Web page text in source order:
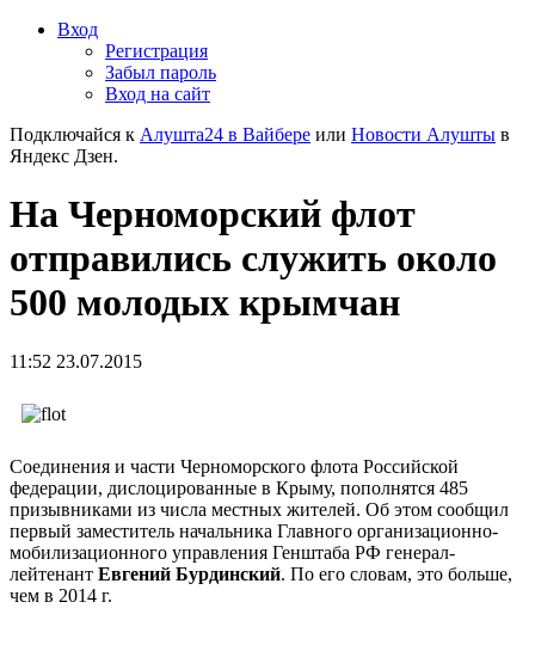
Вход
Регистрация
Забыл пароль
Вход на сайт
Подключайся к Алушта24 в Вайбере или Новости Алушты в
Яндекс Дзен.
На Черноморский флот
отправились служить около
500 молодых крымчан
11:52 23.07.2015
Соединения и части Черноморского флота Российской
федерации, дислоцированные в Крыму, пополнятся 485
призывниками из числа местных жителей. Об этом сообщил
первый заместитель начальника Главного организационно-
мобилизационного управления Генштаба РФ генерал-
лейтенант Евгений Бурдинский. По его словам, это больше,
чем в 2014 г.